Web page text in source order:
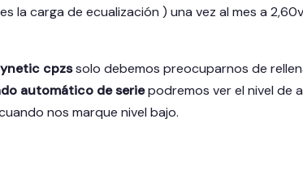
la carga de ecualización ) una vez al mes a
cpzssolo debemos preocuparnos de
automático de seriepodremos ver el nivel de
nos marque nivel bajo.